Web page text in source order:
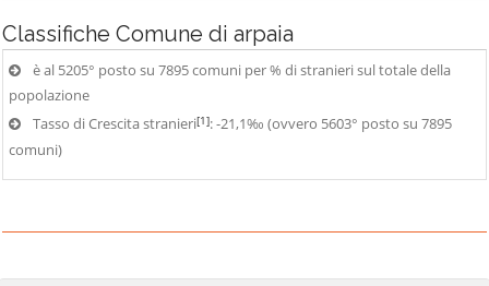
Classifiche Comune di arpaia
è al 5205° posto su 7895 comuni per % di stranieri sul totale della
popolazione
Tasso di Crescita stranieri[1]: -21,1‰ (ovvero 5603° posto su 7895
comuni)